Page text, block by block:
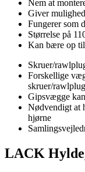
Nem at
Giver
Fungerer som
Størrelse på
Kan bære op
Skruer/
Forskellige
skruer/
Gipsvægge
Nødvendigt at
hjørne
LACK